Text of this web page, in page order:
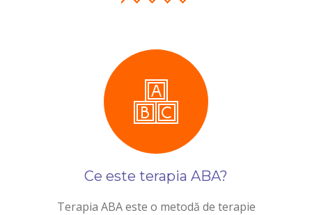
Ce este terapia ABA?
Terapia ABA este o metodă de terapie